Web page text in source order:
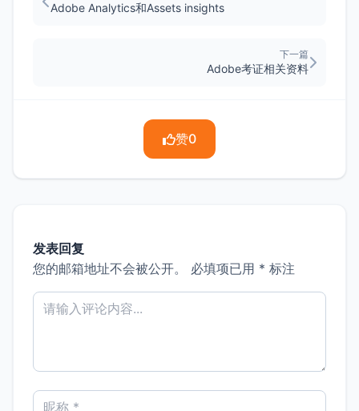
Adobe Analytics和Assets insights
下一篇
Adobe考证相关资料
赞0
发表回复
您的邮箱地址不会被公开。
必填项已用 * 标注